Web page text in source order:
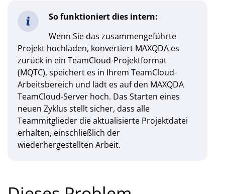
So funktioniert dies intern:
Wenn Sie das zusammengeführte
Projekt hochladen, konvertiert MAXQDA es
zurück in ein TeamCloud-Projektformat
(MQTC), speichert es in Ihrem TeamCloud-
Arbeitsbereich und lädt es auf den MAXQDA
TeamCloud-Server hoch. Das Starten eines
neuen Zyklus stellt sicher, dass alle
Teammitglieder die aktualisierte Projektdatei
erhalten, einschließlich der
wiederhergestellten Arbeit.